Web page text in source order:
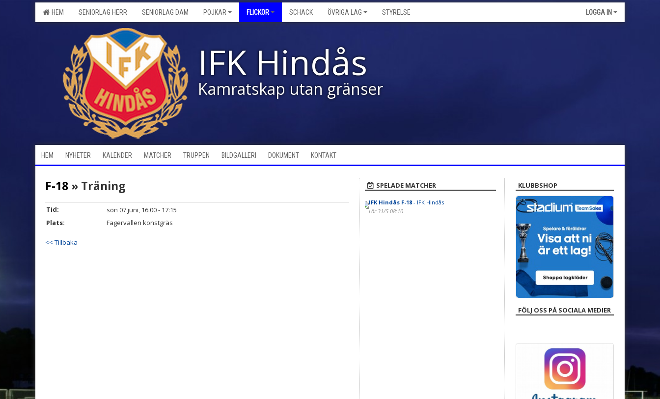
HEM SENIORLAG HERR SENIORLAG DAM POJKAR FLICKOR SCHACK ÖVRIGA LAG STYRELSE LOGGA IN
IFK Hindås
Kamratskap utan gränser
HEM NYHETER KALENDER MATCHER TRUPPEN BILDGALLERI DOKUMENT KONTAKT
F-18 » Träning
Tid:
sön 07 juni, 16:00 - 17:15
Plats:
Fagervallen konstgräs
<< Tillbaka
SPELADE MATCHER
IFK Hindås F-18- IFK Hindås
Lör 31/5 08:10
KLUBBSHOP
FÖLJ OSS PÅ SOCIALA MEDIER